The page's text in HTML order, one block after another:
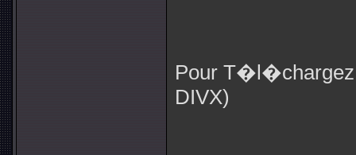
Pour T�l�chargez
DIVX)